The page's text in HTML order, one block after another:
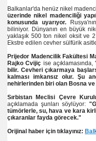
Balkanlar'da henüz nikel
üzerinde nikel madenciliği
konusunda uyarıyor.
biliniyor. Dünyanın en büyük
yaklaşık 500 ton nikel oksit ve
Ekstre edilen cevher sülfürik
Prijedor Madencilik Fakültesi
Rajko Cvijiç ise açıklamasında,
bilir. Cevheri çıkarmaya
kalması imkansız olur. Şu
nehirlerinden biri olan Bosna
Sırbistan Meclisi Çevre
açıklamada şunları söylüyor:
tümörlerle, su, hava ve kara
çıkaranlar fayda görecek."
Orijinal haber için tıklayınız:
kanalı mı?
buluşunca